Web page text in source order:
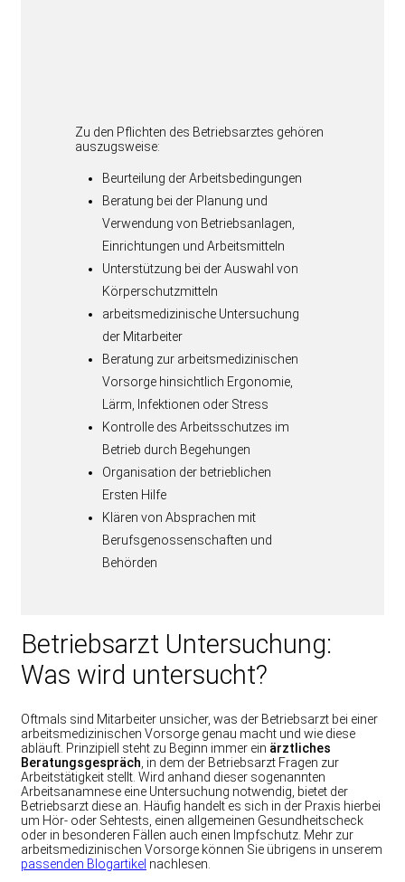
Zu den Pflichten des Betriebsarztes gehören
auszugsweise:
Beurteilung der Arbeitsbedingungen
Beratung bei der Planung und
Verwendung von Betriebsanlagen,
Einrichtungen und Arbeitsmitteln
Unterstützung bei der Auswahl von
Körperschutzmitteln
arbeitsmedizinische Untersuchung
der Mitarbeiter
Beratung zur arbeitsmedizinischen
Vorsorge hinsichtlich Ergonomie,
Lärm, Infektionen oder Stress
Kontrolle des Arbeitsschutzes im
Betrieb durch Begehungen
Organisation der betrieblichen
Ersten Hilfe
Klären von Absprachen mit
Berufsgenossenschaften und
Behörden
Betriebsarzt Untersuchung:
Was wird untersucht?
Oftmals sind Mitarbeiter unsicher, was der Betriebsarzt bei einer
arbeitsmedizinischen Vorsorge genau macht und wie diese
abläuft. Prinzipiell steht zu Beginn immer ein ärztliches
Beratungsgespräch , in dem der Betriebsarzt Fragen zur
Arbeitstätigkeit stellt. Wird anhand dieser sogenannten
Arbeitsanamnese eine Untersuchung notwendig, bietet der
Betriebsarzt diese an. Häufig handelt es sich in der Praxis hierbei
um Hör- oder Sehtests, einen allgemeinen Gesundheitscheck
oder in besonderen Fällen auch einen Impfschutz. Mehr zur
arbeitsmedizinischen Vorsorge können Sie übrigens in unserem
passenden Blogartikel nachlesen.